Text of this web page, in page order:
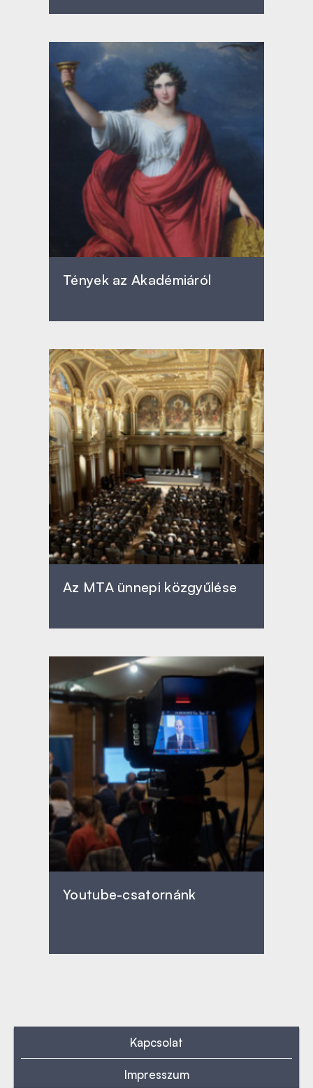
Tények az Akadémiáról
Az MTA ünnepi közgyűlése
Youtube-csatornánk
Kapcsolat
Impresszum